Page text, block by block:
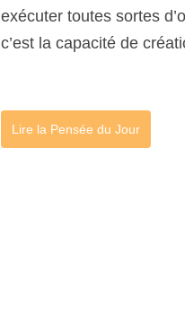
exécuter toutes sortes
c’est la capacité de
Lire la Pensée du Jour